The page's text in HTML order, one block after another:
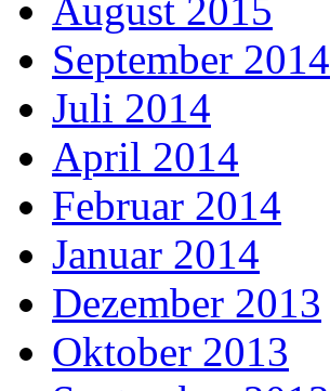
August 2015
September 2014
Juli 2014
April 2014
Februar 2014
Januar 2014
Dezember 2013
Oktober 2013